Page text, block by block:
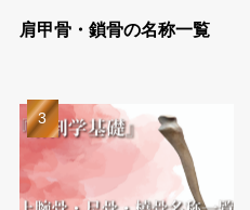
肩甲骨・鎖骨の名称一覧